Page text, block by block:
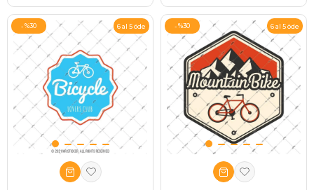
%30 6 al 5 öde %30 6 al 5 öde